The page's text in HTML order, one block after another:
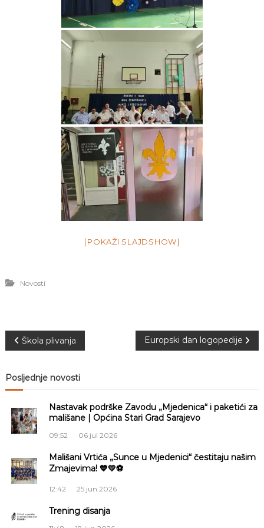
[POKAŽI SLAJDSHOW]
Novosti
N
a
v
a
Škola plivanja Europski dan logopedije
Posljednje novosti
Nastavak podrške Zavodu „Mjedenica“ i paketići za
mališane | Općina Stari Grad Sarajevo
09:52 06 jul 2026
Mališani Vrtića „Sunce u Mjedenici“ čestitaju našim
Zmajevima! 💙💛⚽
12:42 25 jun 2026
Trening disanja